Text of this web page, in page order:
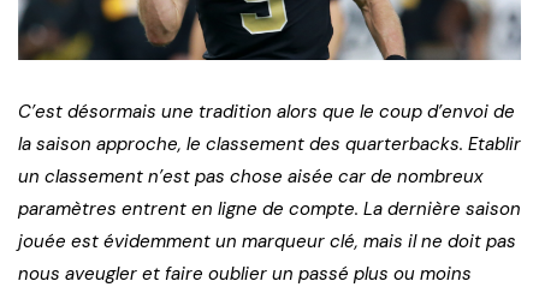
C’est désormais une tradition alors que le coup d’envoi de
la saison approche, le classement des quarterbacks. Etablir
un classement n’est pas chose aisée car de nombreux
paramètres entrent en ligne de compte. La dernière saison
jouée est évidemment un marqueur clé, mais il ne doit pas
nous aveugler et faire oublier un passé plus ou moins